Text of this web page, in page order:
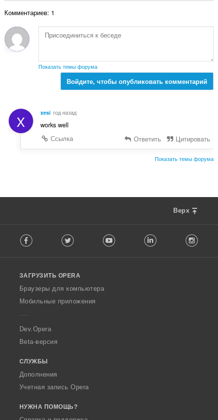
:ц
е
к
:
Комментариев: 1
Показать темы форума
Войдите, чтобы опубликовать комментарий
X xesi год назад
works well
Ссылка
Ответить Цитировать
Показать темы форума
Верх
o
w
O
p
a
Facebook Twitter Youtube LinkedIn
ЗАГРУЗИТЬ OPERA
Браузеры для компьютера
Мобильные приложения
Dev.Opera
Beta-версия
СЛУЖБЫ
Дополнения
Учетная запись Opera
НУЖНА ПОМОЩЬ?